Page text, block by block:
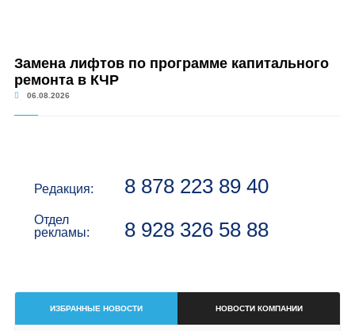
Замена лифтов по программе капитального
ремонта в КЧР
06.08.2026
Редакция: 8 878 223 89 40
Отдел
рекламы:
8 928 326 58 88
ИЗБРАННЫЕ НОВОСТИ НОВОСТИ КОМПАНИИ